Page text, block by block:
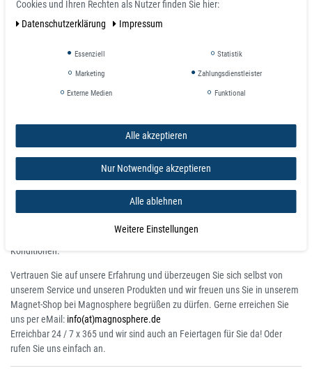
Warum Namensschilder Magnet in unserem
Magnet-Shop kaufen?
Magnosphere produziert Magnete zu günstigen Preisen und sofort lieferbar
Elektronik sowie in der Design Branche, Messebau, Büro und zu Hause.
Wir sind ein zertifizierter Shop und tragen das Siegel von Trusted Shops. Wir
haben mehr als 200.000 Aufträge erfolgreich ausgeführt, und bieten
Alle Artikel sind sofort lieferbar in großen Stückzahlen mit täglichem
Versand. Unsere Angebote sind Ihr Gewinn! Tausende zufriedene Kunden!
Kundenservice mit flexiblen und vielfältigen Zahlungsmöglichkeiten und
Konditionen.
Vertrauen Sie auf unsere Erfahrung und überzeugen Sie sich selbst von
unserem Service und unseren Produkten und wir freuen uns Sie in unserem
Magnet-Shop bei Magnosphere begrüßen zu dürfen. Gerne erreichen Sie
uns per eMail: info(at)magnosphere.de
Erreichbar 24 / 7 x 365 und wir sind auch an Feiertagen für Sie da! Oder
rufen Sie uns einfach an.
Cookies und Ihren Rechten als Nutzer finden Sie hier:
Daten­schutz­erklärung
Impressum
Essenziell Statistik
Marketing Zahlungsdienstleister
Externe Medien Funktional
Alle akzeptieren
Nur Notwendige akzeptieren
Alle ablehnen
Weitere Einstellungen